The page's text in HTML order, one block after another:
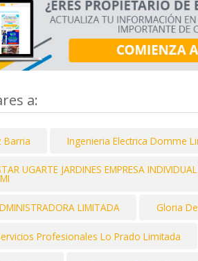
a:
Barria Ingenieria Electrica Domme
UGARTE JARDINES EMPRESA
LIMITADA Gloria
Profesionales Lo Prado Limitada